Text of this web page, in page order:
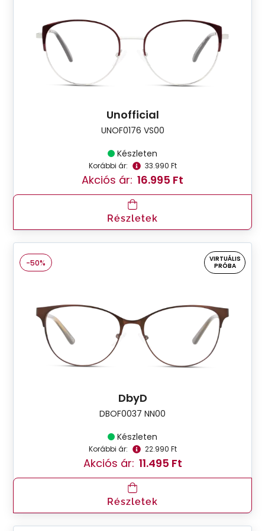
Unofficial
UNOF0176 VS00
Készleten
Korábbi ár: 33.990 Ft
Akciós ár: 16.995 Ft
Részletek
-50%
VIRTUÁLIS
PRÓBA
DbyD
DBOF0037 NN00
Készleten
Korábbi ár: 22.990 Ft
Akciós ár: 11.495 Ft
Részletek